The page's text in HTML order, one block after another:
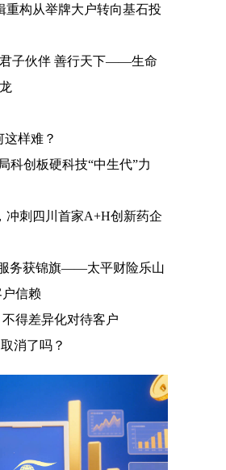
搜狐号 头条号
头条号
重构从举牌大户转向基石投
君子伙伴 善行天下——生命
这样难？
科创板硬科技“中生代”力
冲刺四川首家A+H创新药企
务获锦旗——太平财险乐山
信赖
得差异化对待客户
消了吗？